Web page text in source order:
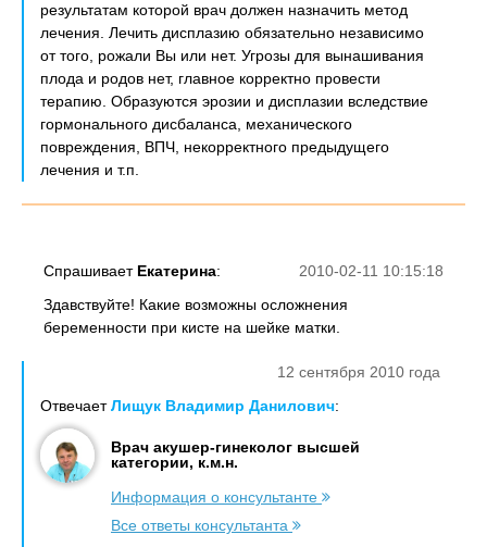
результатам которой врач должен назначить метод
лечения. Лечить дисплазию обязательно независимо
от того, рожали Вы или нет. Угрозы для вынашивания
плода и родов нет, главное корректно провести
терапию. Образуются эрозии и дисплазии вследствие
гормонального дисбаланса, механического
повреждения, ВПЧ, некорректного предыдущего
лечения и т.п.
2010-02-11 10:15:18
Спрашивает Екатерина:
Здавствуйте! Какие возможны осложнения
беременности при кисте на шейке матки.
12 сентября 2010 года
ОтвечаетЛищук Владимир Данилович:
Врач акушер-гинеколог высшей
категории, к.м.н.
Информация о консультанте
Все ответы консультанта